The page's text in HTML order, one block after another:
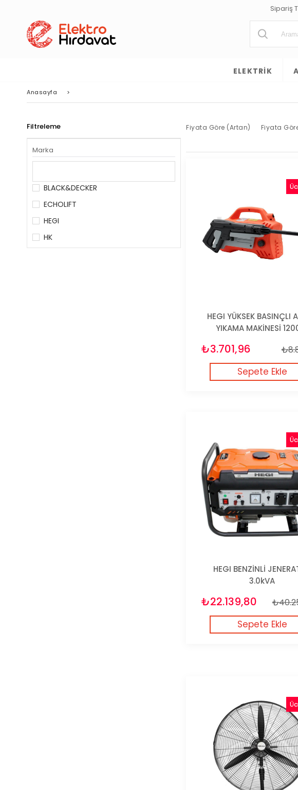
Sipariş
ELEKTRIK
Anasayfa >
Filtreleme
Marka
BLACK&DECKER
ECHOLIFT
HEGI
HK
Fiyata Göre (Artan) Fiyata
HEGI YÜKSEK BASINÇLI
YIKAMA MAKİNESİ
₺3.701,96
Sepete Ekle
HEGI BENZİNLİ
3.0kVA
₺22.139,80
Sepete Ekle